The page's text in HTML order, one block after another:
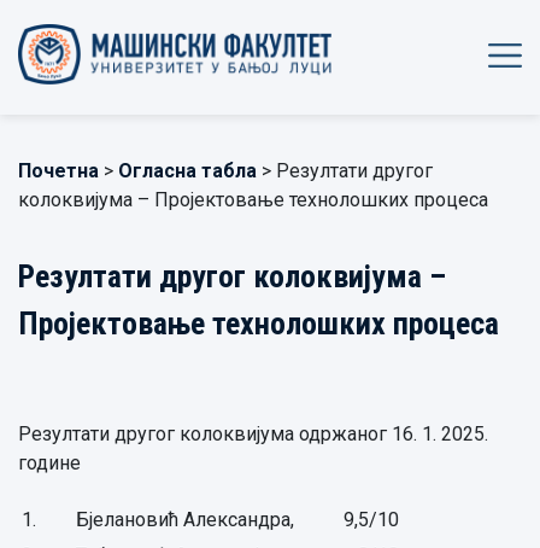
Почетна > Огласна табла > Резултати другог
колоквијума – Пројектовање технолошких процеса
Резултати другог колоквијума –
Пројектовање технолошких процеса
Резултати другог колоквијума одржаног 16. 1. 2025.
године
1. Бјелановић Александра,
9,5/10